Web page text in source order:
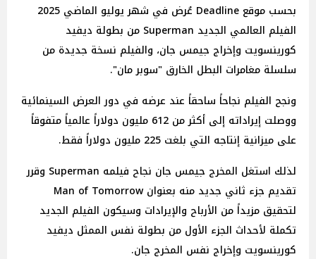
بحسب موقع Deadline عُرض في شهر يوليو الماضي 2025
الفيلم العالمي الجديد Superman من بطولة ديفيد
كورينسويت وإخراج جيمس جان، والفيلم نسخة جديدة من
سلسلة مغامرات البطل الخارق "سوبر مان".
ونجح الفيلم نجاحاً ساحقاً عند عرضه في دور العرض السينمائية
ووصلت إيراداته إلى أكثر من 612 مليون دولاراً عالمياً متفوقاً
على ميزانية إنتاجه التي بلغت 225 مليون دولاراً فقط.
لذلك استغل المخرج جيمس جان نجاح فيلمه Superman وقرر
تقديم جزء ثاني جديد منه بعنوان Man of Tomorrow
لتحقيق مزيداً من الأرباح والإيرادات وسيكون الفيلم الجديد
تكملة لأحداث الجزء الأول من بطولة نفس الممثل ديفيد
كورينسويت وإخراج نفس المخرج جان.